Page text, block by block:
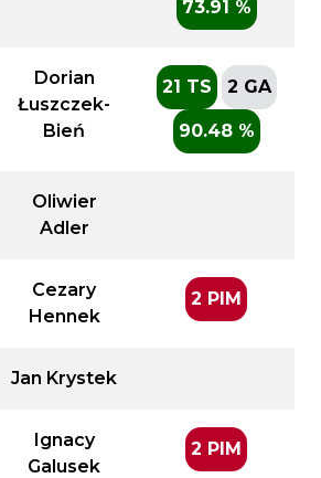
73.91 %
Dorian
Łuszczek-
Bień
21 TS 2 GA
90.48 %
Oliwier
Adler
Cezary
Hennek
2 PIM
Jan Krystek
Ignacy
Galusek
2 PIM